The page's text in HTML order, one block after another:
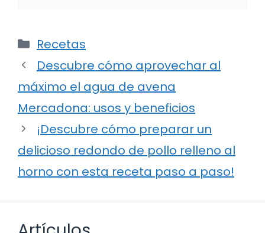
Categorías
Recetas
Descubre cómo aprovechar al
máximo el agua de avena
Mercadona: usos y beneficios
¡Descubre cómo preparar un
delicioso redondo de pollo relleno al
horno con esta receta paso a paso!